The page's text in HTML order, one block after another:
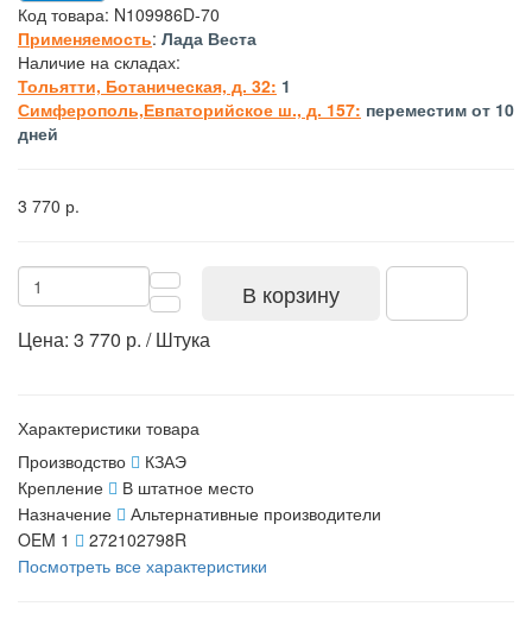
Код товара: N109986D-70
Применяемость: Лада Веста
Наличие на складах:
Тольятти, Ботаническая, д. 32: 1
Симферополь,Евпаторийское ш., д. 157: переместим от 10
дней
3 770 р.
В корзину
Цена: 3 770 р. / Штука
Характеристики товара
Производство
КЗАЭ
Крепление
В штатное место
Назначение
Альтернативные производители
OEM 1
272102798R
Посмотреть все характеристики